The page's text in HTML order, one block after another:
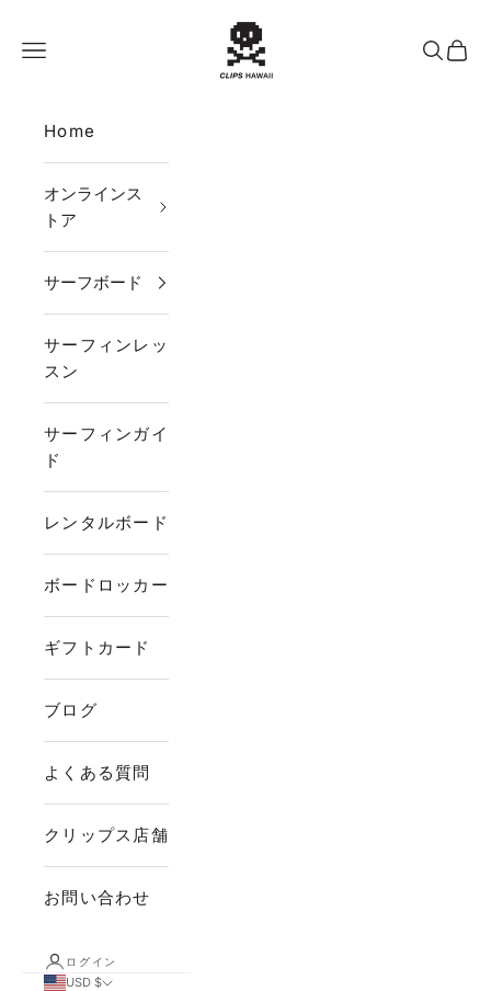
CLIPS HAWAII
メニュー
検索カー
Home
オンラインス
トア
サーフボード
サーフィンレッ
スン
サーフィンガイ
ド
レンタルボード
ボードロッカー
ギフトカード
ブログ
よくある質問
クリップス店舗
お問い合わせ
ログイン
USD $